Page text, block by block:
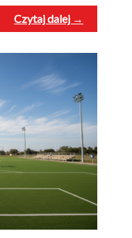
Czytaj dalej →